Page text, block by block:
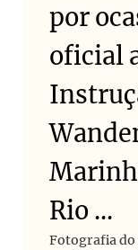
por
oficial
Rio ...
Fotografia